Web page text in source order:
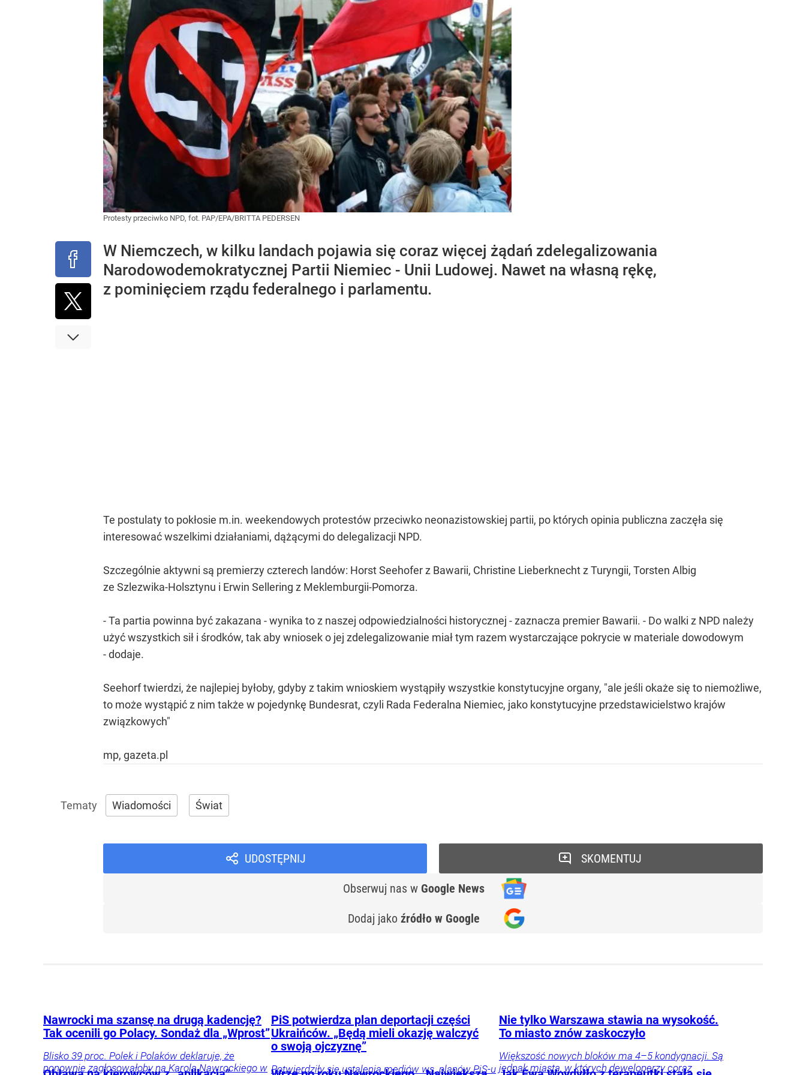
Protesty przeciwko NPD, fot. PAP/EPA/BRITTA PEDERSEN
W Niemczech, w kilku landach pojawia się coraz więcej żądań zdelegalizowania
Narodowodemokratycznej Partii Niemiec - Unii Ludowej. Nawet na własną rękę,
z pominięciem rządu federalnego i parlamentu.
Te postulaty to pokłosie m.in. weekendowych protestów przeciwko neonazistowskiej partii, po których opinia publiczna zaczęła się
interesować wszelkimi działaniami, dążącymi do delegalizacji NPD.
Szczególnie aktywni są premierzy czterech landów: Horst Seehofer z Bawarii, Christine Lieberknecht z Turyngii, Torsten Albig
ze Szlezwika-Holsztynu i Erwin Sellering z Meklemburgii-Pomorza.
- Ta partia powinna być zakazana - wynika to z naszej odpowiedzialności historycznej - zaznacza premier Bawarii. - Do walki z NPD należy
użyć wszystkich sił i środków, tak aby wniosek o jej zdelegalizowanie miał tym razem wystarczające pokrycie w materiale dowodowym
- dodaje.
Seehorf twierdzi, że najlepiej byłoby, gdyby z takim wnioskiem wystąpiły wszystkie konstytucyjne organy, "ale jeśli okaże się to niemożliwe,
to może wystąpić z nim także w pojedynkę Bundesrat, czyli Rada Federalna Niemiec, jako konstytucyjne przedstawicielstwo krajów
związkowych"
mp, gazeta.pl
Wiadomości Świat
UDOSTĘPNIJ
Obserwuj nas w Google News
Dodaj jako źródło w Google
SKOMENTUJ
Nawrocki ma szansę na drugą kadencję?
Tak ocenili go Polacy. Sondaż dla „Wprost”
Blisko 39 proc. Polek i Polaków deklaruje, że
ponownie zagłosowałoby na Karola Nawrockiego w
PiS potwierdza plan deportacji części
Ukraińców. „Będą mieli okazję walczyć
o swoją ojczyznę”
Potwierdziły się ustalenia mediów ws. planów PiS-u
Nie tylko Warszawa stawia na wysokość.
To miasto znów zaskoczyło
Większość nowych bloków ma 4–5 kondygnacji. Są
jednak miasta, w których deweloperzy coraz